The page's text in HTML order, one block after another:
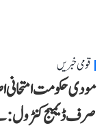
قومی خبریں
مودی حکومت امتحانی
صرف ڈیمیج